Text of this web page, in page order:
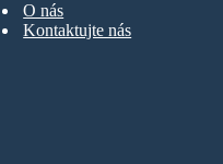
O nás
Kontaktujte nás